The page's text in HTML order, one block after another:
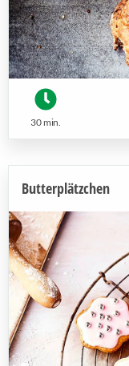
30 min.
Butterplätzchen